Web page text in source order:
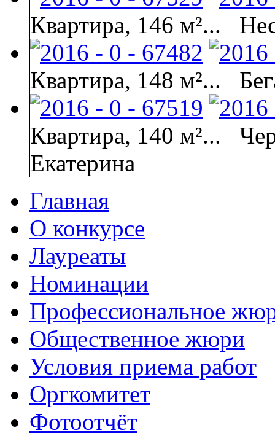
Квартира, 146 м²...
Квартира, 148 м²...
Квартира, 140 м²...
Екатерина
Главная
О конкурсе
Лауреаты
Номинации
Профессиональное
Общественное жюри
Условия приема работ
Оргкомитет
Фотоотчёт